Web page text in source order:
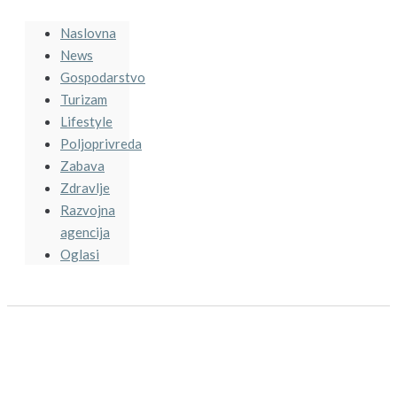
Naslovna
News
Gospodarstvo
Turizam
Lifestyle
Poljoprivreda
Zabava
Zdravlje
Razvojna
agencija
Oglasi